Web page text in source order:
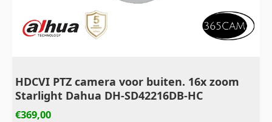
HDCVI PTZ camera voor buiten. 16x zoom
Starlight Dahua DH-SD42216DB-HC
€369,00